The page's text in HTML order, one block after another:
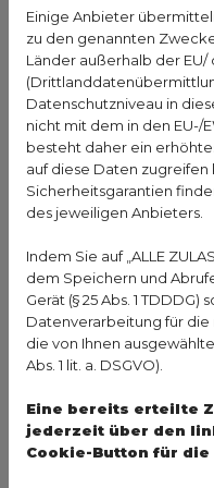
vorhanden sein, um
sein. Dies wird laut
adäquat bezahlt. Das
Fallpauschalen
benachteiligen.
Sie haben Fragen zur
Kindermedizin oder
Allgemeinen?
Expertinnen aus
gerne. Hier gelangen
Personal muss
Außerdem sind die
Einige Anbieter
zu den genannten
Länder außerhalb der EU/
Datenschutzniveau in
nicht mit dem in den EU-/
besteht daher ein
auf diese Daten
Sicherheitsgarantien
des jeweiligen Anbieters.
Indem Sie auf „ALLE
dem Speichern und
Gerät (§ 25 Abs. 1
Datenverarbeitung für
die von Ihnen
Abs. 1 lit. a. DSGVO).
Eine bereits erteilte
jederzeit über den
Cookie-Button für